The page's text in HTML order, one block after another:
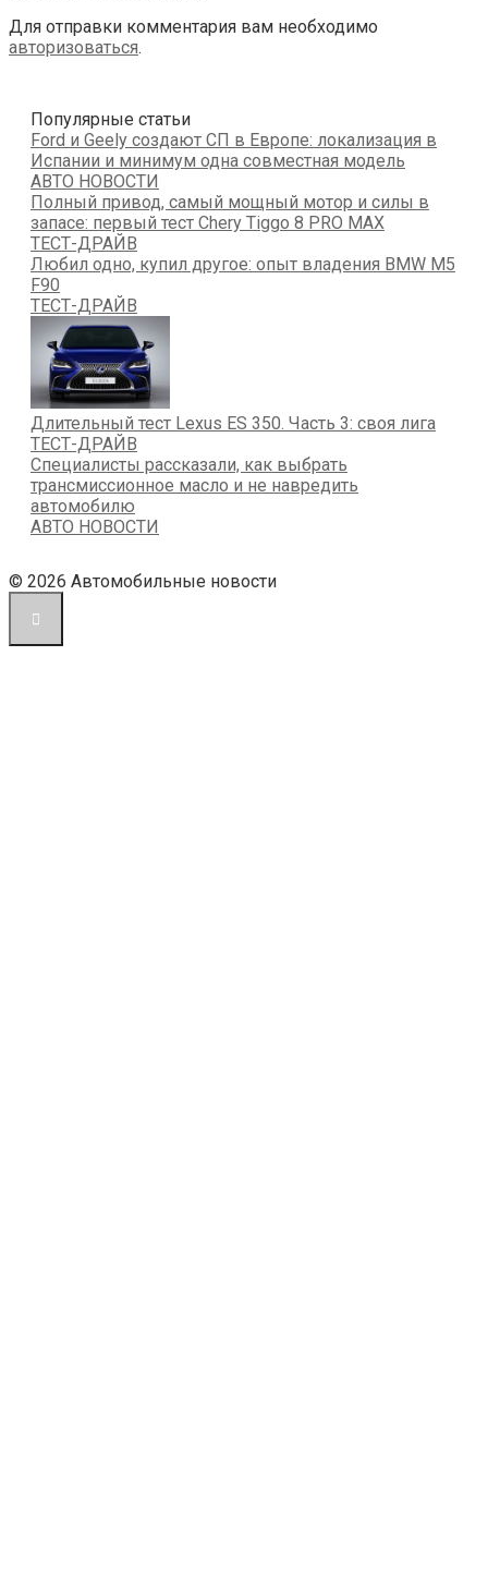
Для отправки комментария вам необходимо
авторизоваться.
Популярные статьи
Ford и Geely создают СП в Европе: локализация в
Испании и минимум одна совместная модель
АВТО НОВОСТИ
Полный привод, самый мощный мотор и силы в
запасе: первый тест Chery Tiggo 8 PRO MAX
ТЕСТ-ДРАЙВ
Любил одно, купил другое: опыт владения BMW M5
F90
ТЕСТ-ДРАЙВ
Длительный тест Lexus ES 350. Часть 3: своя лига
ТЕСТ-ДРАЙВ
Специалисты рассказали, как выбрать
трансмиссионное масло и не навредить
автомобилю
АВТО НОВОСТИ
© 2026 Автомобильные новости